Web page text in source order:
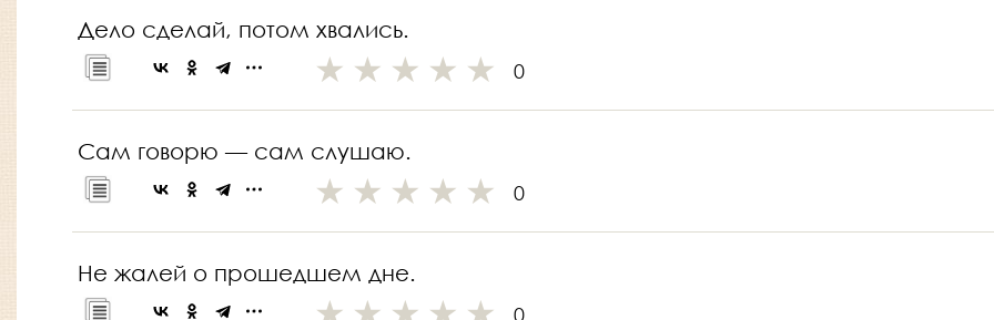
Дело сделай, потом хвались.
0
Сам говорю — сам слушаю.
0
Не жалей о прошедшем дне.
0